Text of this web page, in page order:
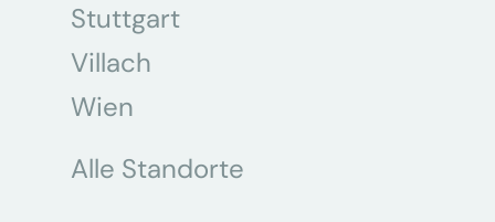
Stuttgart
Villach
Wien
Alle Standorte